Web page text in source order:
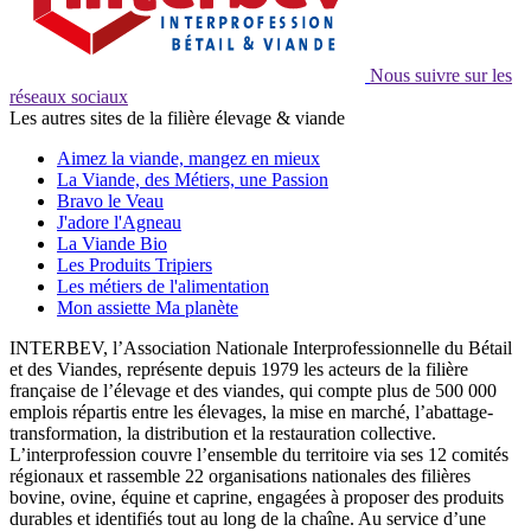
Nous suivre sur les
réseaux sociaux
Les autres sites de la filière élevage & viande
Aimez la viande, mangez en mieux
La Viande, des Métiers, une Passion
Bravo le Veau
J'adore l'Agneau
La Viande Bio
Les Produits Tripiers
Les métiers de l'alimentation
Mon assiette Ma planète
INTERBEV, l’Association Nationale Interprofessionnelle du Bétail
et des Viandes, représente depuis 1979 les acteurs de la filière
française de l’élevage et des viandes, qui compte plus de 500 000
emplois répartis entre les élevages, la mise en marché, l’abattage-
transformation, la distribution et la restauration collective.
L’interprofession couvre l’ensemble du territoire via ses 12 comités
régionaux et rassemble 22 organisations nationales des filières
bovine, ovine, équine et caprine, engagées à proposer des produits
durables et identifiés tout au long de la chaîne. Au service d’une